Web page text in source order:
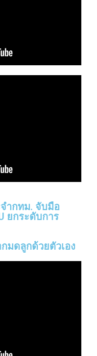
ำกทม. จับมือ
ยกระดับการ
มดลูกด้วยตัวเอง